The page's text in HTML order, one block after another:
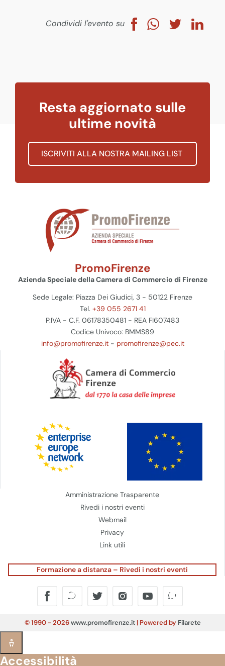
Condividi l'evento su
Resta aggiornato sulle
ultime novità
ISCRIVITI ALLA NOSTRA MAILING LIST
PromoFirenze
Azienda Speciale della Camera di Commercio di Firenze
Sede Legale: Piazza Dei Giudici, 3 - 50122 Firenze
Tel. +39 055 2671 41
P.IVA - C.F. 06178350481 - REA FI607483
Codice Univoco: BMMS89
info@promofirenze.it- promofirenze@pec.it
Amministrazione Trasparente
Rivedi i nostri eventi
Webmail
Privacy
Link utili
Formazione a distanza – Rivedi i nostri eventi
© 1990 - 2026www.promofirenze.it| Powered by Filarete
Accessibilità